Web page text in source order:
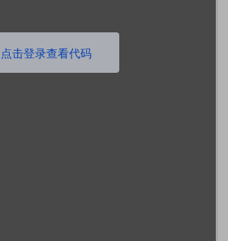
点击登录查看代码